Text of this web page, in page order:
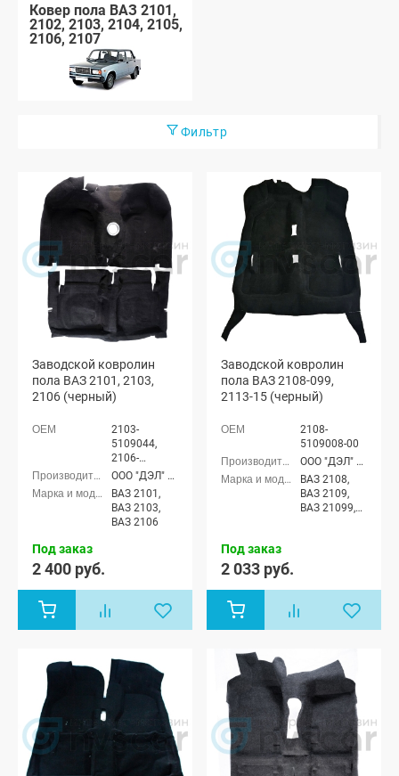
Ковер пола ВАЗ 2101,
2102, 2103, 2104, 2105,
2106, 2107
Фильтр
Заводской ковролин
пола ВАЗ 2101, 2103,
2106 (черный)
2103-
5109044,
2106-
5109014
ООО "ДЭЛ" г. Сызрань
ВАЗ 2101,
ВАЗ 2103,
ВАЗ 2106
Под заказ
2 400 руб.
Заводской ковролин
пола ВАЗ 2108-099,
2113-15 (черный)
2108-
5109008-00
ООО "ДЭЛ" г. Сызрань
ВАЗ 2108,
ВАЗ 2109,
ВАЗ 21099,
Под заказ
2 033 руб.